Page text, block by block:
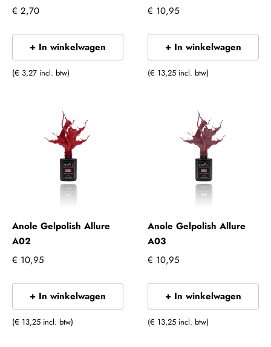
€ 2,70
+ In winkelwagen
(€ 3,27 incl. btw)
€ 10,95
+ In winkelwagen
(€ 13,25 incl. btw)
Anole Gelpolish Allure
A02
€ 10,95
+ In winkelwagen
(€ 13,25 incl. btw)
Anole Gelpolish Allure
A03
€ 10,95
+ In winkelwagen
(€ 13,25 incl. btw)